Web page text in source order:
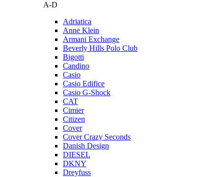
A-D
Adriatica
Anne Klein
Armani Exchange
Beverly Hills Polo Club
Bigotti
Candino
Casio
Casio Edifice
Casio G-Shock
CAT
Cimier
Citizen
Cover
Cover Crazy Seconds
Danish Design
DIESEL
DKNY
Dreyfuss